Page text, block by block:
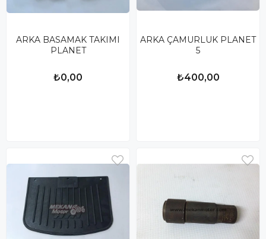
ARKA BASAMAK TAKIMI
PLANET
₺0,00
ARKA ÇAMURLUK PLANET
5
₺400,00